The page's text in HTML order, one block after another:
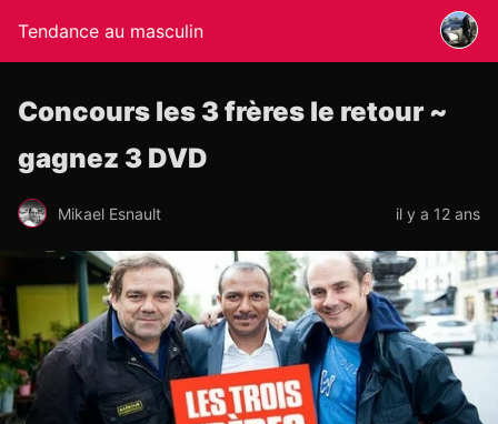
Tendance au masculin
Concours les 3 frères le retour ~
gagnez 3 DVD
Mikael Esnault il y a 12 ans